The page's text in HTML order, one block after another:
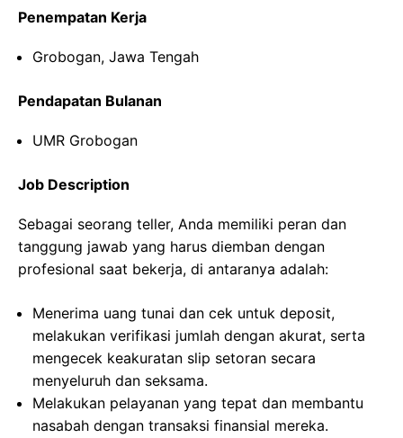
Penempatan Kerja
Grobogan, Jawa Tengah
Pendapatan Bulanan
UMR Grobogan
Job Description
Sebagai seorang teller, Anda memiliki peran dan
tanggung jawab yang harus diemban dengan
profesional saat bekerja, di antaranya adalah:
Menerima uang tunai dan cek untuk deposit,
melakukan verifikasi jumlah dengan akurat, serta
mengecek keakuratan slip setoran secara
menyeluruh dan seksama.
Melakukan pelayanan yang tepat dan membantu
nasabah dengan transaksi finansial mereka.